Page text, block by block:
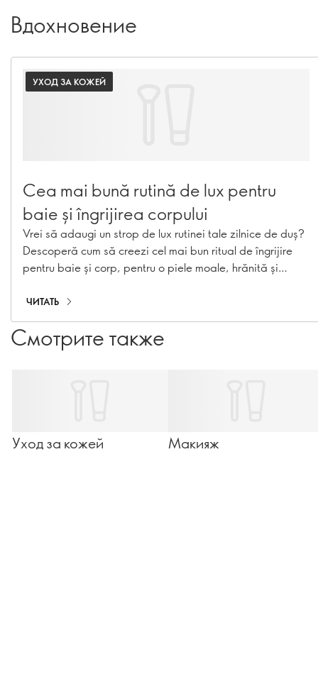
Вдохновение
УХОД ЗА КОЖЕЙ
Cea mai bună rutină de lux pentru
baie și îngrijirea corpului
Vrei să adaugi un strop de lux rutinei tale zilnice de duș?
Descoperă cum să creezi cel mai bun ritual de îngrijire
pentru baie și corp, pentru o piele moale, hrănită și
ЧИТАТЬ
Смотрите также
Уход за кожей Макияж